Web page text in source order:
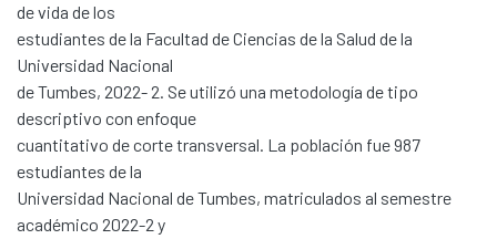
de vida de los
estudiantes de la Facultad de Ciencias de la Salud de la
Universidad Nacional
de Tumbes, 2022- 2. Se utilizó una metodología de tipo
descriptivo con enfoque
cuantitativo de corte transversal. La población fue 987
estudiantes de la
Universidad Nacional de Tumbes, matriculados al semestre
académico 2022-2 y